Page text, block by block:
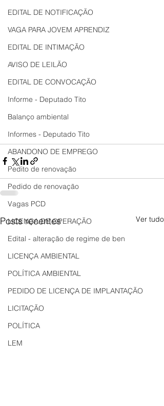
EDITAL DE NOTIFICAÇÃO
VAGA PARA JOVEM APRENDIZ
EDITAL DE INTIMAÇÃO
AVISO DE LEILÃO
EDITAL DE CONVOCAÇÃO
Informe - Deputado Tito
Balanço ambiental
Informes - Deputado Tito
ABANDONO DE EMPREGO
Pedito de renovação
Pedido de renovação
Vagas PCD
LICENÇA DE OPERAÇÃO
Edital - alteração de regime de ben
LICENÇA AMBIENTAL
POLÍTICA AMBIENTAL
PEDIDO DE LICENÇA DE IMPLANTAÇÃO
LICITAÇÃO
POLÍTICA
LEM
Posts recentes Ver tudo